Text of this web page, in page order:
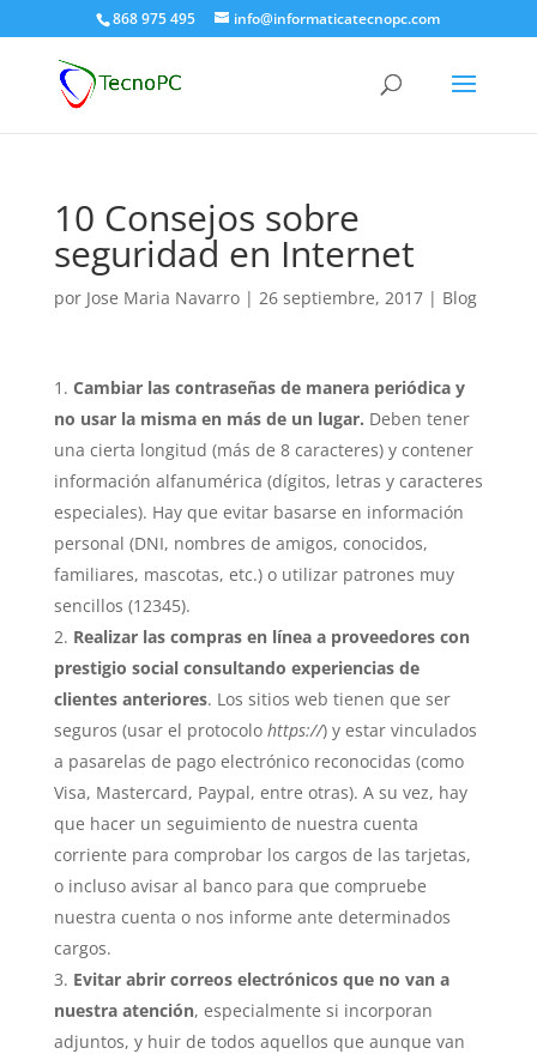
868 975 495 info@informaticatecnopc.com
10 Consejos sobre
seguridad en Internet
por Jose Maria Navarro| 26 septiembre, 2017| Blog
Cambiar las contraseñas de manera periódica y
no usar la misma en más de un lugar. Deben tener
una cierta longitud (más de 8 caracteres) y contener
información alfanumérica (dígitos, letras y caracteres
especiales). Hay que evitar basarse en información
personal (DNI, nombres de amigos, conocidos,
familiares, mascotas, etc.) o utilizar patrones muy
sencillos (12345).
Realizar las compras en línea a proveedores con
prestigio social consultando experiencias de
clientes anteriores. Los sitios web tienen que ser
seguros (usar el protocolo https://) y estar vinculados
a pasarelas de pago electrónico reconocidas (como
Visa, Mastercard, Paypal, entre otras). A su vez, hay
que hacer un seguimiento de nuestra cuenta
corriente para comprobar los cargos de las tarjetas,
o incluso avisar al banco para que compruebe
nuestra cuenta o nos informe ante determinados
cargos.
Evitar abrir correos electrónicos que no van a
nuestra atención, especialmente si incorporan
adjuntos, y huir de todos aquellos que aunque van